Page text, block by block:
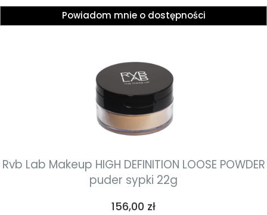
Powiadom mnie o dostępności
Rvb Lab Makeup HIGH DEFINITION LOOSE POWDER
puder sypki 22g
Cena
156,00 zł